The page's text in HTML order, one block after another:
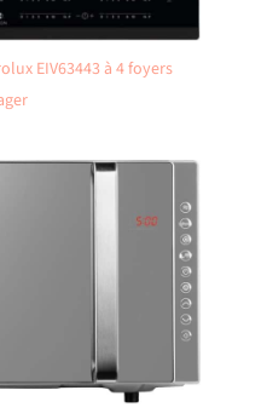
EIV63443 à 4 foyers